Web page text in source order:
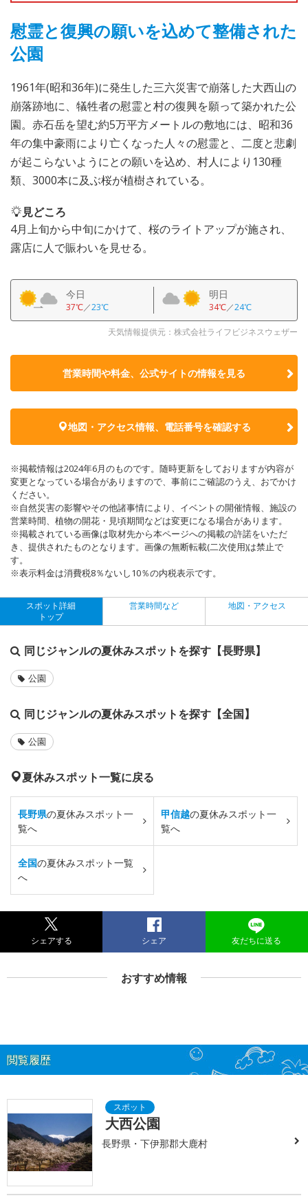
慰霊と復興の願いを込めて整備された
公園
1961年(昭和36年)に発生した三六災害で崩落した大西山の
崩落跡地に、犠牲者の慰霊と村の復興を願って築かれた公
園。赤石岳を望む約5万平方メートルの敷地には、昭和36
年の集中豪雨により亡くなった人々の慰霊と、二度と悲劇
が起こらないようにとの願いを込め、村人により130種
類、3000本に及ぶ桜が植樹されている。
見どころ
4月上旬から中旬にかけて、桜のライトアップが施され、
露店に人で賑わいを見せる。
今日
37℃／23℃
明日
34℃／24℃
天気情報提供元：株式会社ライフビジネスウェザー
営業時間や料金、公式サイトの情報を見る
地図・アクセス情報、電話番号を確認する
※掲載情報は2024年6月のものです。随時更新をしておりますが内容が
変更となっている場合がありますので、事前にご確認のうえ、おでかけ
ください。
※自然災害の影響やその他諸事情により、イベントの開催情報、施設の
営業時間、植物の開花・見頃期間などは変更になる場合があります。
※掲載されている画像は取材先から本ページへの掲載の許諾をいただ
き、提供されたものとなります。画像の無断転載(二次使用)は禁止で
す。
※表示料金は消費税8％ないし10％の内税表示です。
スポット詳細
トップ
営業時間など 地図・アクセス
同じジャンルの夏休みスポットを探す【長野県】
公園
同じジャンルの夏休みスポットを探す【全国】
公園
夏休みスポット一覧に戻る
長野県の夏休みスポット一
覧へ
甲信越の夏休みスポット一
覧へ
全国の夏休みスポット一覧
へ
シェアする シェア 友だちに送る
おすすめ情報
閲覧履歴
大西公園
長野県・下伊那郡大鹿村